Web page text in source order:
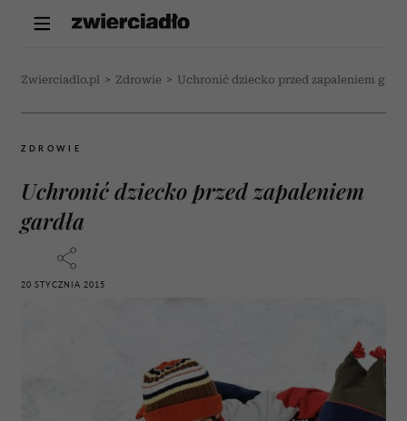
Zwierciadlo.pl > Zdrowie > Uchronić dziecko przed zapaleniem
ZDROWIE
Uchronić dziecko przed zapaleniem
gardła
20 STYCZNIA 2015